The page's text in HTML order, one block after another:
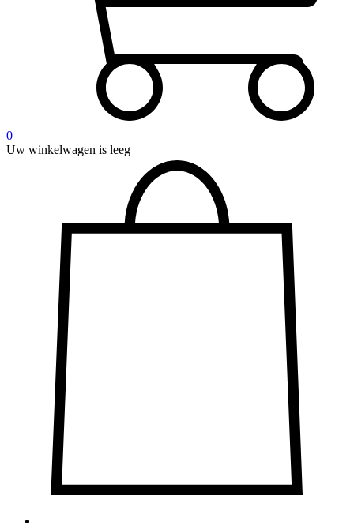
0
Uw winkelwagen is leeg